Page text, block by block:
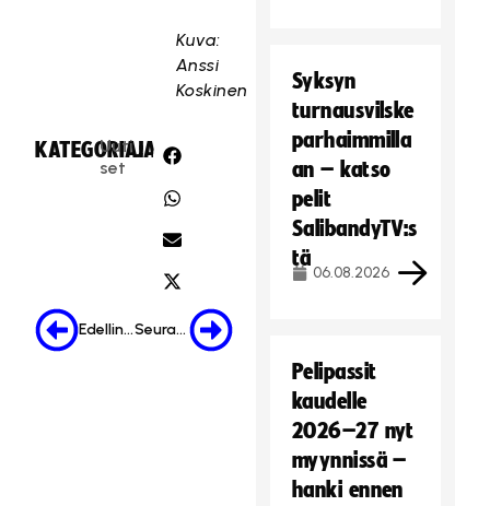
Kuva:
Anssi
Koskinen
KATEGORIA:
Uuti
set
JAA:
Edellinen Seuraava
Syksyn
turnausvilske
parhaimmilla
an – katso
pelit
SalibandyTV:s
tä
06.08.2026
Pelipassit
kaudelle
2026–27 nyt
myynnissä –
hanki ennen